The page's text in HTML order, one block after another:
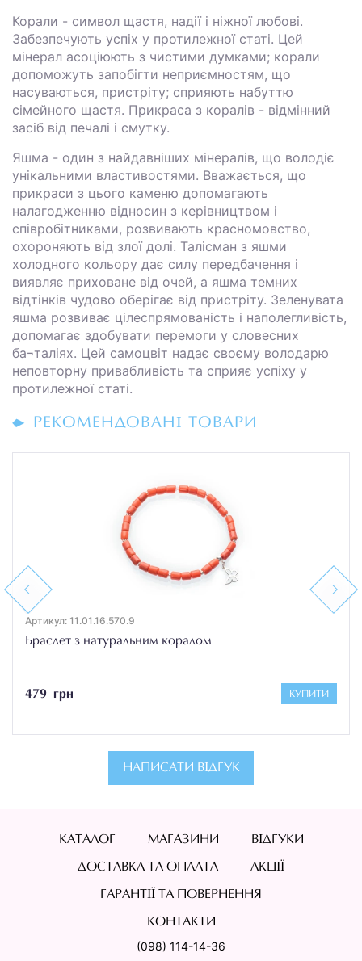
Корали - символ щастя, надії і ніжної любові.
Забезпечують успіх у протилежної статі. Цей
мінерал асоціюють з чистими думками; корали
допоможуть запобігти неприємностям, що
насуваються, пристріту; сприяють набуттю
сімейного щастя. Прикраса з коралів - відмінний
засіб від печалі і смутку.
Яшма - один з найдавніших мінералів, що володіє
унікальними властивостями. Вважається, що
прикраси з цього каменю допомагають
налагодженню відносин з керівництвом і
співробітниками, розвивають красномовство,
охороняють від злої долі. Талісман з яшми
холодного кольору дає силу передбачення і
виявляє приховане від очей, а яшма темних
відтінків чудово оберігає від пристріту. Зеленувата
яшма розвиває цілеспрямованість і наполегливість,
допомагає здобувати перемоги у словесних
ба¬таліях. Цей самоцвіт надає своєму володарю
неповторну привабливість та сприяє успіху у
протилежної статі.
РЕКОМЕНДОВАНІ ТОВАРИ
Previous
Артикул: 11.01.16.570.9
Браслет з натуральним коралом
479 грн КУПИТИ
Next
НАПИСАТИ ВІДГУК
КАТАЛОГ МАГАЗИНИ ВІДГУКИ
ДОСТАВКА ТА ОПЛАТА АКЦІЇ
ГАРАНТІЇ ТА ПОВЕРНЕННЯ
КОНТАКТИ
(098) 114-14-36